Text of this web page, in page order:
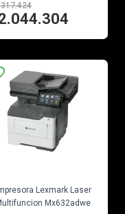
Lexmark Laser
Mx632adwe